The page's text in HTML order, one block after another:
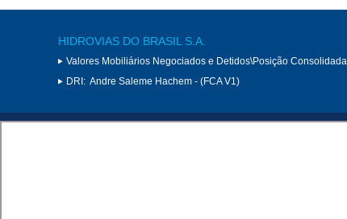
HIDROVIAS DO BRASIL S.A.
Valores Mobiliários Negociados e Detidos\Posição Consolidada
DRI: Andre Saleme Hachem - (FCA V1)